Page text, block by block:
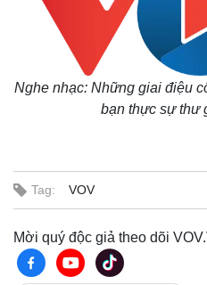
Nghe nhạc: Những giai điệu
bạn thực sự thư
Tag: VOV
Mời quý độc giả theo dõi